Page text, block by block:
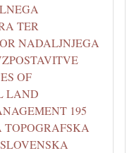
TER
NADALJNJEGA
OF
LAND
195
TOPOGRAFSKA